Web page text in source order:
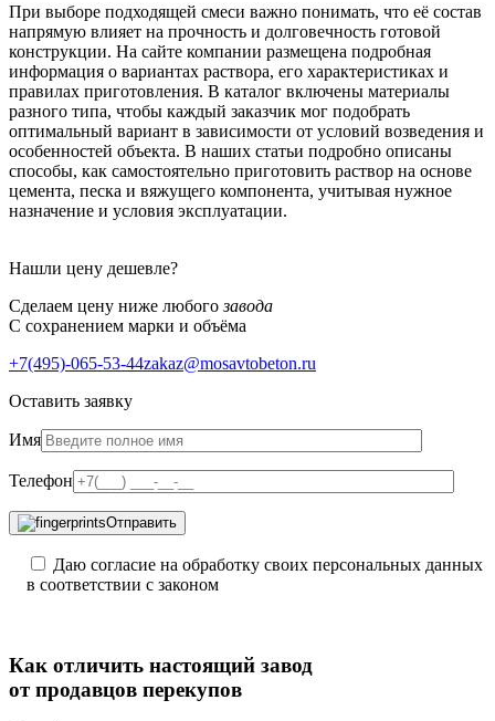
При выборе подходящей смеси важно понимать, что её состав
напрямую влияет на прочность и долговечность готовой
конструкции. На сайте компании размещена подробная
информация о вариантах раствора, его характеристиках и
правилах приготовления. В каталог включены материалы
разного типа, чтобы каждый заказчик мог подобрать
оптимальный вариант в зависимости от условий возведения и
особенностей объекта. В наших статьи подробно описаны
способы, как самостоятельно приготовить раствор на основе
цемента, песка и вяжущего компонента, учитывая нужное
назначение и условия эксплуатации.
Нашли цену дешевле?
Сделаем цену ниже любогозавода
С сохранением марки и объёма
+7(495)-065-53-44zakaz@mosavtobeton.ru
Оставить заявку
Имя
Телефон
Отправить
Даю согласие на обработку своих персональных данных
в соответствии с законом
Как отличить настоящий завод
от продавцов перекупов